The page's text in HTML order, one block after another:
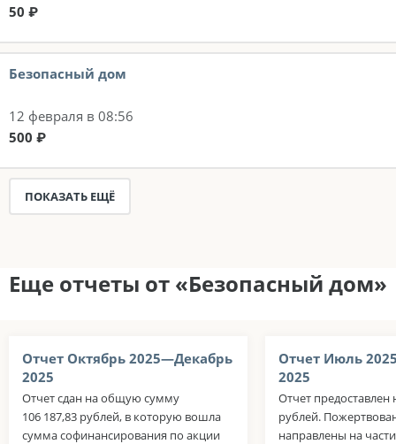
50 ₽
Безопасный дом
12 февраля в 08:56
500 ₽
ПОКАЗАТЬ ЕЩЁ
Еще отчеты от «Безопасный дом»
Отчет Октябрь 2025—Декабрь
2025
Отчет сдан на общую сумму
106 187,83 рублей, в которую вошла
сумма софинансирования по акции
Отчет Июль
2025
Отчет предоставлен
рублей.
направлены на